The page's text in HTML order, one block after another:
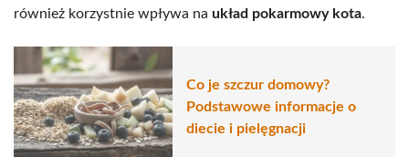
również korzystnie wpływa na układ pokarmowy kota.
Co je szczur domowy?
Podstawowe informacje o
diecie i pielęgnacji